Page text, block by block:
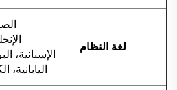
لغة النظام
الإسبانية،
اليابانية،